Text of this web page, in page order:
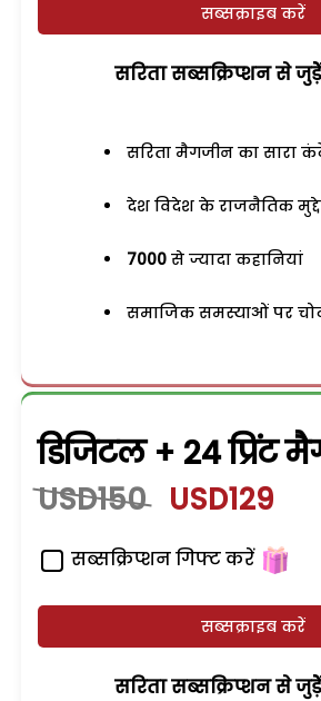
सब्सक्राइब करें
सरिता सब्सक्रिप्शन से
सरिता मैगजीन का सारा
देश विदेश के राजनैतिक मुद्दे
7000 से ज्यादा कहानियां
समाजिक समस्याओं पर
डिजिटल + 24 प्रिंट
USD150 USD129
सब्सक्रिप्शन गिफ्ट करें
सब्सक्राइब करें
सरिता सब्सक्रिप्शन से